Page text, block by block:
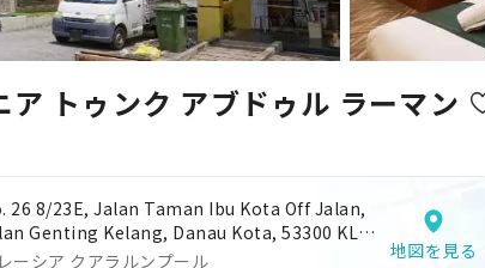
トゥンク アブドゥル ラーマン
26 8/23E, Jalan Taman Ibu Kota Off Jalan,
Genting Kelang, Danau Kota, 53300 KL,
Territory of Kuala Lumpur,
ーシア クアラルンプール 地図を見る